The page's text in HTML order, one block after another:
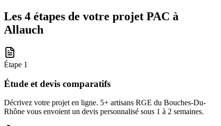
Les 4 étapes de votre projet PAC à
Allauch
Étape 1
Étude et devis comparatifs
Décrivez votre projet en ligne. 5+ artisans RGE du Bouches-Du-
Rhône vous envoient un devis personnalisé sous 1 à 2 semaines.